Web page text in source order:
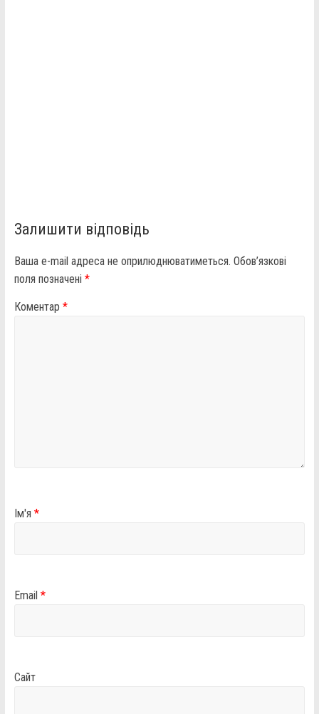
Залишити відповідь
Ваша e-mail адреса не оприлюднюватиметься. Обов’язкові
поля позначені *
Коментар *
Ім'я *
Email *
Сайт